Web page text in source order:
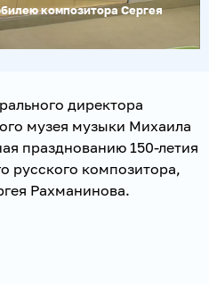
композитора Сергея
директора
музея музыки Михаила
празднованию 150-летия
русского композитора,
Рахманинова.